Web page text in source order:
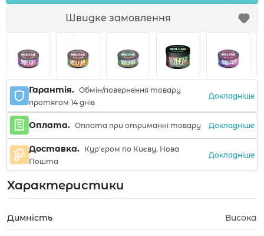
Швидке замовлення
Гарантія. Обмін/повернення товару
протягом 14 днів
Докладніше
Оплата. Оплата при отриманні товару Докладніше
Доставка. Кур'єром по Києву, Нова
Пошта
Докладніше
Характеристики
Димність Висока